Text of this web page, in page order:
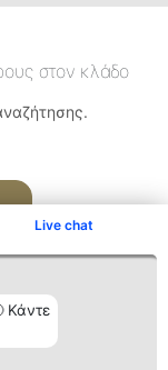
Live chat
Κάντε
στον κλάδο